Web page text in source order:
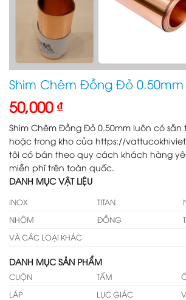
Shim Chêm Đồng Đỏ 0.50mm
50,000 ₫
Shim Chêm Đồng Đỏ 0.50mm luôn có
hoặc trong kho của https://
tôi có bán theo quy cách khách hàng
miễn phí trên toàn quốc.
DANH MỤC VẬT LIỆU
INOX TITAN
NHÔM
ĐỒNG
VÀ CÁC LOẠI KHÁC
DANH MỤC SẢN PHẨM
CUỘN TẤM
LÁP
LỤC GIÁC